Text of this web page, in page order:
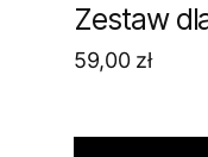
Zestaw
59,00 zł